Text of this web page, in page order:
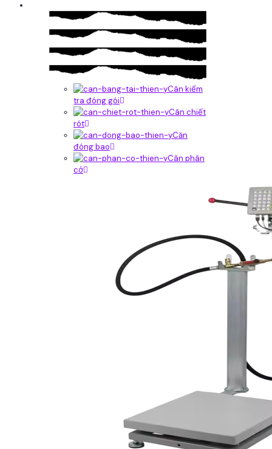
Cân kiểm
tra đóng gói
Cân chiết
rót
Căn
đóng bao
Cân phân
cở